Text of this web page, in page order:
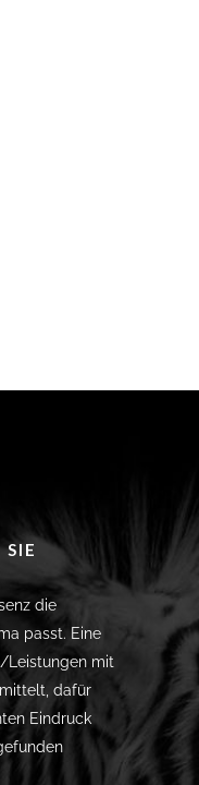
die
passt. Eine
Leistungen mit
dafür
Eindruck